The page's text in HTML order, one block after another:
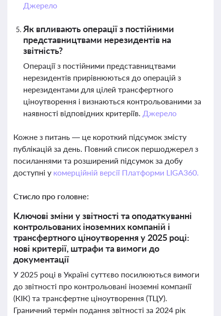
Джерело
Як впливають операції з постійними
представництвами нерезидентів на
звітність?
Операції з постійними представництвами
нерезидентів прирівнюються до операцій з
нерезидентами для цілей трансфертного
ціноутворення і визнаються контрольованими за
наявності відповідних критеріїв. Джерело
Кожне з питань — це короткий підсумок змісту
публікацій за день. Повний список першоджерел з
посиланнями та розширений підсумок за добу
доступні у комерційній версії Платформи LIGA360.
Стисло про головне:
Ключові зміни у звітності та оподаткуванні
контрольованих іноземних компаній і
трансфертного ціноутворення у 2025 році:
нові критерії, штрафи та вимоги до
документації
У 2025 році в Україні суттєво посилюються вимоги
до звітності про контрольовані іноземні компанії
(КІК) та трансфертне ціноутворення (ТЦУ).
Граничний термін подання звітності за 2024 рік